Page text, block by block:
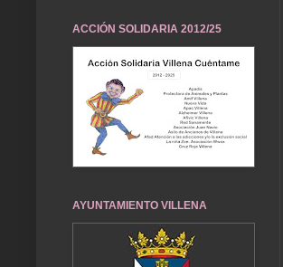
ACCIÓN SOLIDARIA 2012/25
AYUNTAMIENTO VILLENA